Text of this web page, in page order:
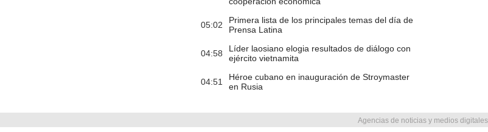
05:02
Primera lista de los principales temas del día de
Prensa Latina
04:58
Líder laosiano elogia resultados de diálogo con
ejército vietnamita
04:51
Héroe cubano en inauguración de Stroymaster
en Rusia
Agencias de noticias y medios digitales